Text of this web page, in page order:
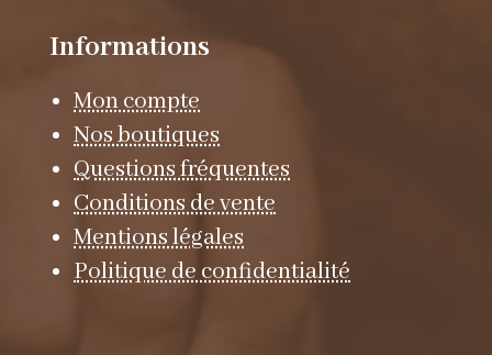
Informations
Mon compte
Nos boutiques
Questions fréquentes
Conditions de vente
Mentions légales
Politique de confidentialité